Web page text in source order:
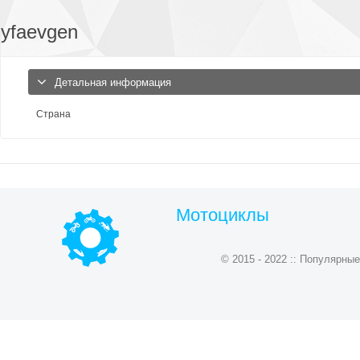
yfaevgen
Детальная информация
Страна
Мотоциклы
© 2015 - 2022 ::